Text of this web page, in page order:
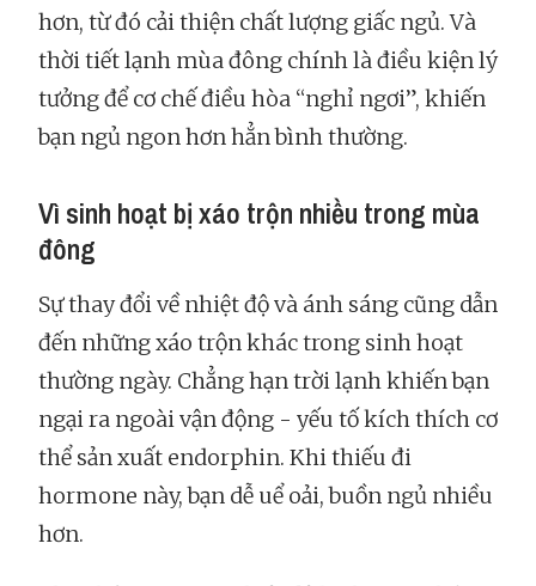
hơn, từ đó cải thiện chất lượng giấc ngủ. Và
thời tiết lạnh mùa đông chính là điều kiện lý
tưởng để cơ chế điều hòa “nghỉ ngơi”, khiến
bạn ngủ ngon hơn hẳn bình thường.
Vì sinh hoạt bị xáo trộn nhiều trong mùa
đông
Sự thay đổi về nhiệt độ và ánh sáng cũng dẫn
đến những xáo trộn khác trong sinh hoạt
thường ngày. Chẳng hạn trời lạnh khiến bạn
ngại ra ngoài vận động - yếu tố kích thích cơ
thể sản xuất endorphin. Khi thiếu đi
hormone này, bạn dễ uể oải, buồn ngủ nhiều
hơn.